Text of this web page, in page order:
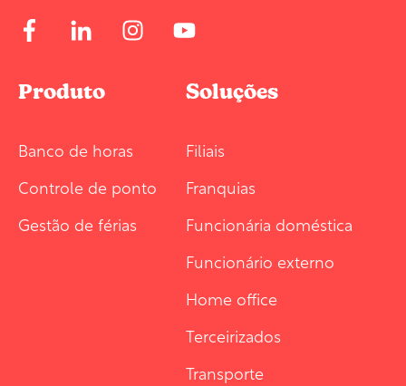
Produto
Banco de horas
Controle de ponto
Gestão de férias
Soluções
Filiais
Franquias
Funcionária doméstica
Funcionário externo
Home office
Terceirizados
Transporte